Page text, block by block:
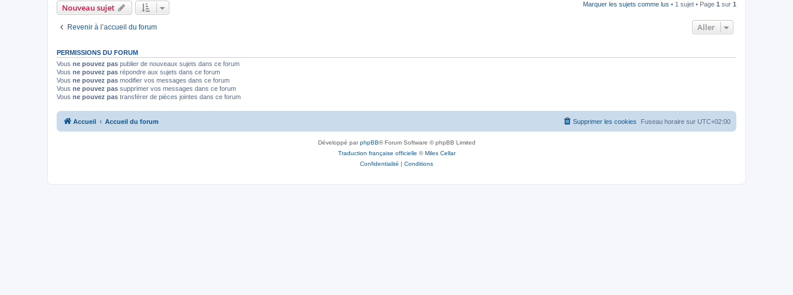
Nouveau sujet Marquer les sujets comme lus • 1 sujet • Page 1 sur 1
Revenir à l’accueil du forum Aller
PERMISSIONS DU FORUM
Vous ne pouvez pas publier de nouveaux sujets dans ce forum
Vous ne pouvez pas répondre aux sujets dans ce forum
Vous ne pouvez pas modifier vos messages dans ce forum
Vous ne pouvez pas supprimer vos messages dans ce forum
Vous ne pouvez pas transférer de pièces jointes dans ce forum
Accueil Accueil du forum Fuseau horaire sur UTC+02:00
Supprimer les cookies
Développé parphpBB® Forum Software © phpBB Limited
Traduction française officielle ©Miles Cellar
Confidentialité | Conditions